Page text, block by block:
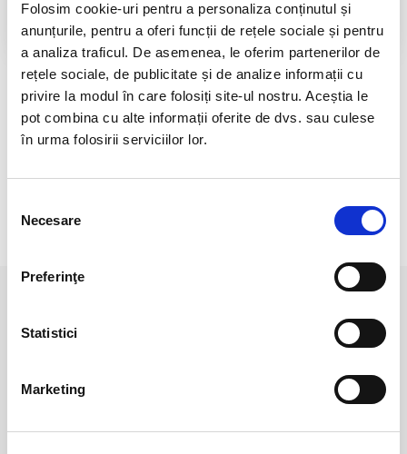
Folosim cookie-uri pentru a personaliza conținutul și
anunțurile, pentru a oferi funcții de rețele sociale și pentru
a analiza traficul. De asemenea, le oferim partenerilor de
rețele sociale, de publicitate și de analize informații cu
privire la modul în care folosiți site-ul nostru. Aceștia le
pot combina cu alte informații oferite de dvs. sau culese
în urma folosirii serviciilor lor.
consimțământului
Necesare
Preferinţe
Statistici
Marketing
GARANTIE PRODUSE
pentru toate produsele
DESCRIERE PRODUS
Prezinta imperfectiuni.